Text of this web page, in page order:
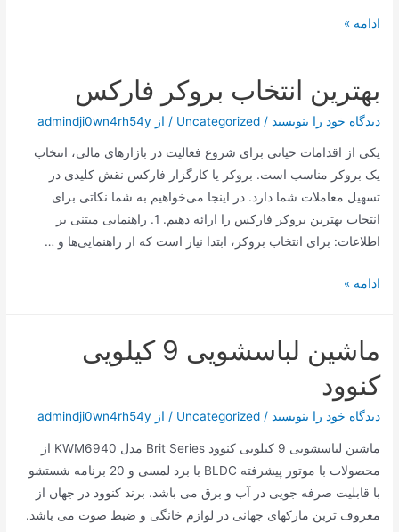
علم
در
دوران
محمد
باقر
(ع)
ادامه »
بهترین انتخاب بروکر فارکس
دیدگاه‌ خود را بنویسید /
Uncategorized / از admindji0wn4rh54y
یکی از اقدامات حیاتی برای شروع فعالیت در بازارهای مالی، انتخاب
یک بروکر مناسب است. بروکر یا کارگزار فارکس نقش کلیدی در
تسهیل معاملات شما دارد. در اینجا می‌خواهیم به شما نکاتی برای
انتخاب بهترین بروکر فارکس را ارائه دهیم. 1. راهنمایی مبتنی بر
اطلاعات: برای انتخاب بروکر، ابتدا نیاز است که از راهنمایی‌ها و …
بهترین
فارکس
ادامه »
ماشین لباسشویی 9 کیلویی
کنوود
دیدگاه‌ خود را بنویسید /
Uncategorized / از admindji0wn4rh54y
ماشین لباسشویی 9 کیلویی کنوود Brit Series مدل KWM6940 از
محصولات با موتور پیشرفته BLDC با برد لمسی و 20 برنامه شستشو
با قابلیت صرفه جویی در آب و برق می باشد. برند کنوود در جهان از
معروف تربن مارکهای جهانی در لوازم خانگی و ضبط صوت می باشد.